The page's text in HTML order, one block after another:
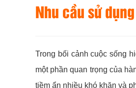
Nhu cầu sử
Trong bối cảnh cuộc sống
một phần quan trọng của
tiềm ẩn nhiều khó khăn và